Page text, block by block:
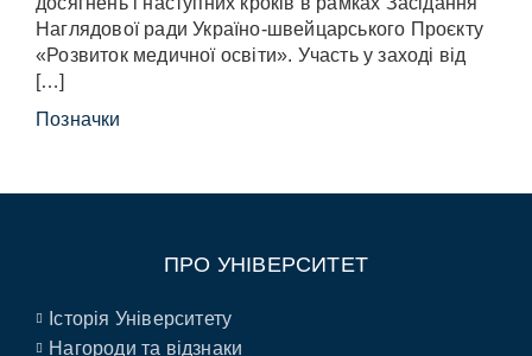
Наглядової ради Україно-швейцарського Проєкту
«Розвиток медичної освіти». Участь у заході від
[…]
Позначки
ПРО УНІВЕРСИТЕТ
Історія Університету
Нагороди та відзнаки